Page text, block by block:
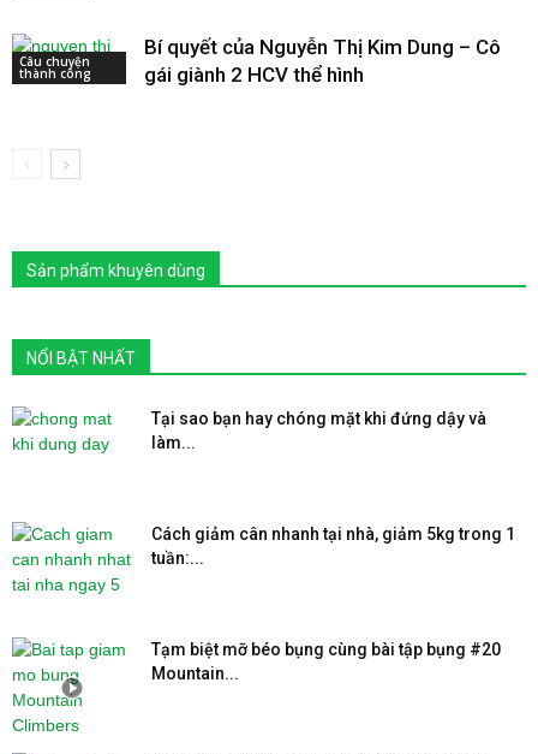
Câu chuyện
thành công
Bí quyết của Nguyễn Thị Kim Dung – Cô
gái giành 2 HCV thể hình
Sản phẩm khuyên dùng
NỔI BẬT NHẤT
Tại sao bạn hay chóng mặt khi đứng dậy và
làm...
Cách giảm cân nhanh tại nhà, giảm 5kg trong 1
tuần:...
Tạm biệt mỡ béo bụng cùng bài tập bụng #20
Mountain...